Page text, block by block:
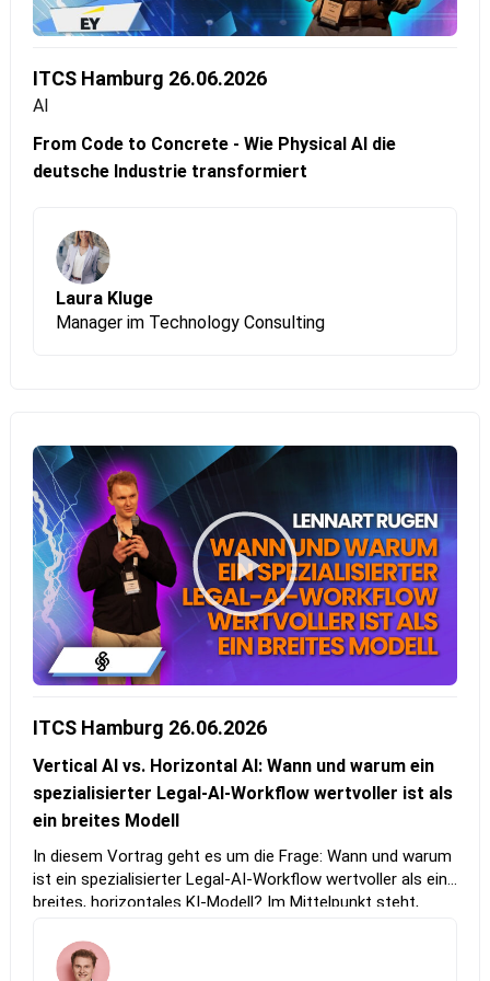
ITCS Hamburg 26.06.2026
AI
From Code to Concrete - Wie Physical AI die
deutsche Industrie transformiert
Laura Kluge
Manager im Technology Consulting
ITCS Hamburg 26.06.2026
Vertical AI vs. Horizontal AI: Wann und warum ein
spezialisierter Legal-AI-Workflow wertvoller ist als
ein breites Modell
In diesem Vortrag geht es um die Frage: Wann und warum
ist ein spezialisierter Legal-AI-Workflow wertvoller als ein
breites, horizontales KI-Modell? Im Mittelpunkt steht,
zählen, wie Fehlertoleranz, nachvollziehbare
Begründungen, überprüfbare Quellen und die saubere